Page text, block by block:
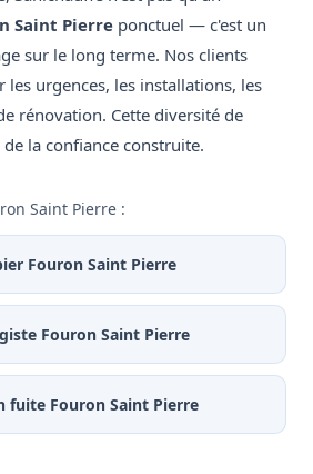
Saint Pierre ponctuel — c'est un
sur le long terme. Nos clients
les urgences, les installations, les
rénovation. Cette diversité de
la confiance construite.
Saint Pierre :
Fouron Saint Pierre
Fouron Saint Pierre
fuite Fouron Saint Pierre